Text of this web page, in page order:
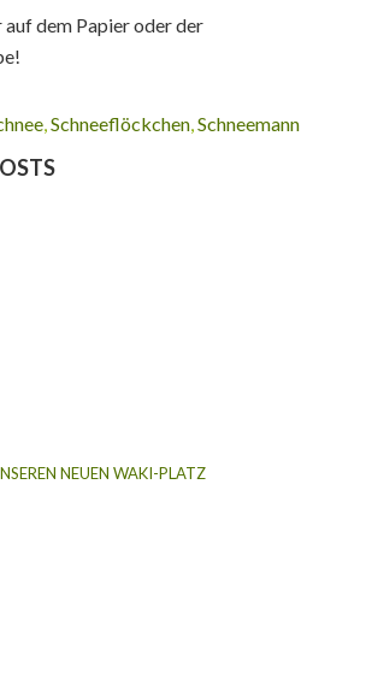
dem Papier oder der
,Schneeflöckchen,Schneemann
NEUEN WAKI-PLATZ